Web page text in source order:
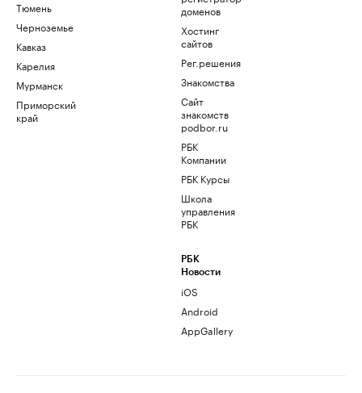
Тюмень
Черноземье
Кавказ
Карелия
Мурманск
Приморский
край
доменов
Хостинг
сайтов
Рег.решения
Знакомства
Сайт
знакомств
podbor.ru
РБК
Компании
РБК Курсы
Школа
управления
РБК
РБК
Новости
iOS
Android
AppGallery